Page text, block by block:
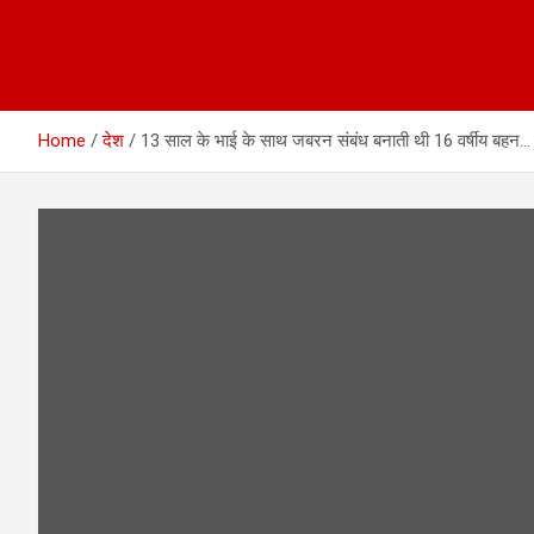
Home देश 13 साल के भाई के साथ जबरन संबंध बनाती थी 16 वर्षीय बहन…